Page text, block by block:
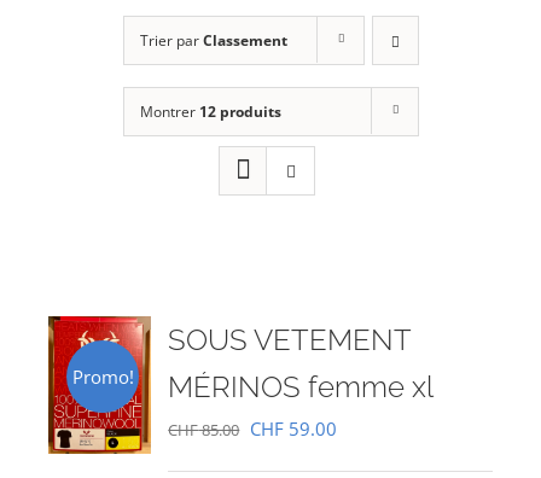
Trier parClassement
Montrer 12 produits
Promo!
SOUS VETEMENT
MÉRINOS femme xl
CHF85.00 Le
CHF 59.00